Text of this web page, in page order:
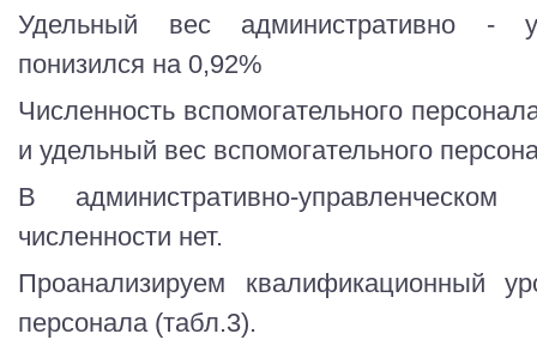
Удельный вес административно -
понизился на 0,92%
Численность вспомогательного
и удельный вес вспомогательного
В административно-
численности нет.
Проанализируем квалификационный
персонала (табл.3).